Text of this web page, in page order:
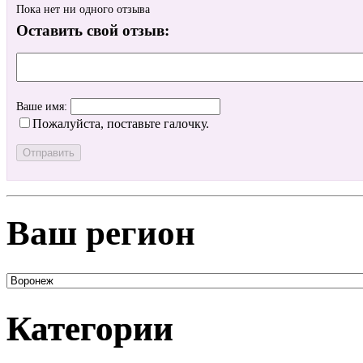
Пока нет ни одного отзыва
Оставить свой отзыв:
Ваше имя:
Пожалуйста, поставьте галочку.
Ваш регион
Категории